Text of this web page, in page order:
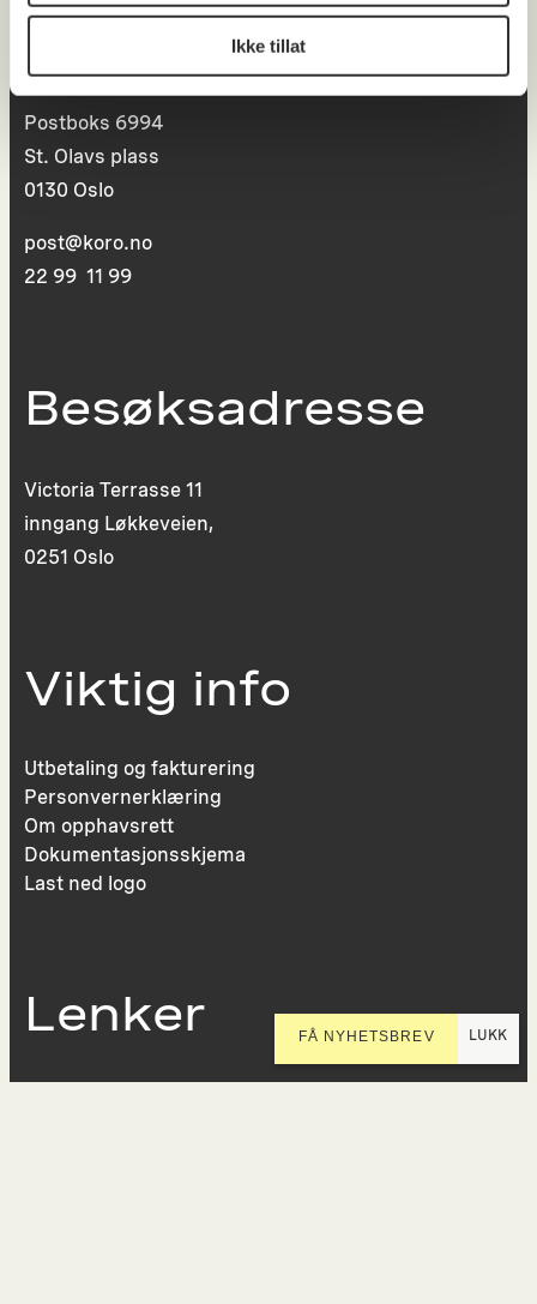
Ikke tillat
Postadresse
Postboks 6994
St. Olavs plass
0130 Oslo
post@koro.no
22 99 11 99
Besøksadresse
Victoria Terrasse 11
inngang Løkkeveien,
0251 Oslo
Viktig info
Utbetaling og fakturering
Personvernerklæring
Om opphavsrett
Dokumentasjonsskjema
Last ned logo
Lenker FÅ NYHETSBREV LUKK